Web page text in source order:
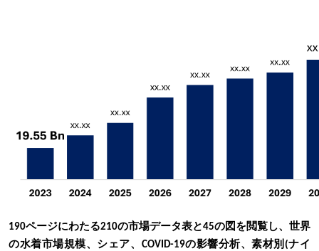
190ページにわたる210の市場データ表と45の図を閲覧し、世界
の水着市場規模、シェア、COVID-19の影響分析、素材別(ナイ